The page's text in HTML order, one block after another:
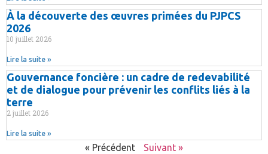
À la découverte des œuvres primées du PJPCS
2026
10 juillet 2026
Lire la suite »
Gouvernance foncière : un cadre de redevabilité
et de dialogue pour prévenir les conflits liés à la
terre
2 juillet 2026
Lire la suite »
« Précédent Suivant »